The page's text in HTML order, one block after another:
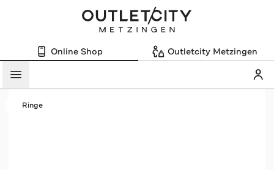
Online Shop Outletcity Metzingen
Menü
Ringe